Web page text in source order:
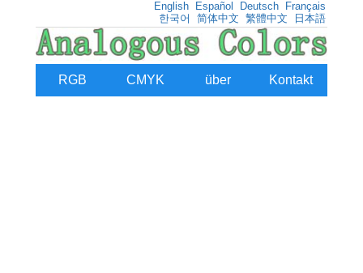
English Español Deutsch
Français
한국어
简体中文 繁體中文 日本語
RGB CMYK über Kontakt